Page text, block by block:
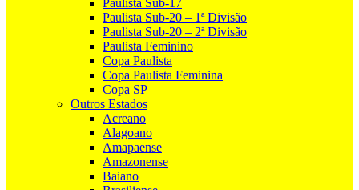
Paulista Sub-20 – 1ª Divisão
Paulista Sub-20 – 2ª Divisão
Paulista Feminino
Copa Paulista
Copa Paulista Feminina
Copa SP
Outros Estados
Acreano
Alagoano
Amapaense
Amazonense
Baiano